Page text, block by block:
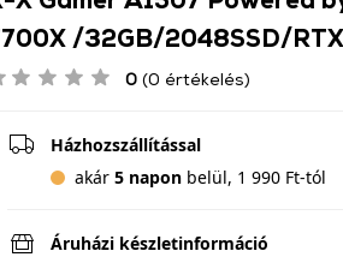
/32GB/2048SSD/
0 (0 értékelés)
Házhozszállítással
akár 5 napon belül, 1 990 Ft-tól
Áruházi készletinformáció